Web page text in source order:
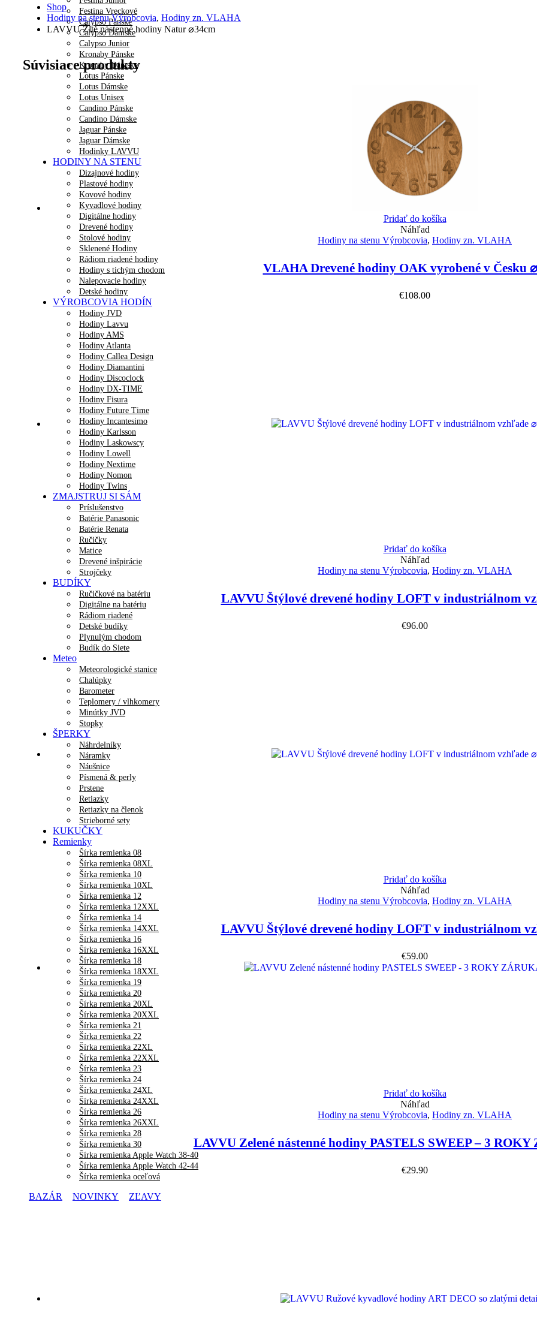
Festina Vreckové
Calypso Pánske
Calypso Dámske
Calypso Junior
Kronaby Pánske
Kronaby Dámske
Lotus Pánske
Lotus Dámske
Lotus Unisex
Candino Pánske
Candino Dámske
Jaguar Pánske
Jaguar Dámske
Hodinky LAVVU
HODINY NA STENU
Dizajnové hodiny
Plastové hodiny
Kovové hodiny
Kyvadlové hodiny
Digitálne hodiny
Drevené hodiny
Stolové hodiny
Sklenené Hodiny
Rádiom riadené hodiny
Hodiny s tichým chodom
Nalepovacie hodiny
Detské hodiny
VÝROBCOVIA HODÍN
Hodiny JVD
Hodiny Lavvu
Hodiny AMS
Hodiny Atlanta
Hodiny Callea Design
Hodiny Diamantini
Hodiny Discoclock
Hodiny DX-TIME
Hodiny Fisura
Hodiny Future Time
Hodiny Incantesimo
Hodiny Karlsson
Hodiny Laskowscy
Hodiny Lowell
Hodiny Nextime
Hodiny Nomon
Hodiny Twins
ZMAJSTRUJ SI SÁM
Príslušenstvo
Batérie Panasonic
Batérie Renata
Ručičky
Matice
Drevené inšpirácie
Strojčeky
BUDÍKY
Ručičkové na batériu
Digitálne na batériu
Rádiom riadené
Detské budíky
Plynulým chodom
Budík do Siete
Meteo
Meteorologické stanice
Chalúpky
Barometer
Teplomery / vlhkomery
Minútky JVD
Stopky
ŠPERKY
Náhrdelníky
Náramky
Náušnice
Písmená & perly
Prstene
Retiazky
Retiazky na členok
Strieborné sety
KUKUČKY
Remienky
Šírka remienka 08
Šírka remienka 08XL
Šírka remienka 10
Šírka remienka 10XL
Šírka remienka 12
Šírka remienka 12XXL
Šírka remienka 14
Šírka remienka 14XXL
Šírka remienka 16
Šírka remienka 16XXL
Šírka remienka 18
Šírka remienka 18XXL
Šírka remienka 19
Šírka remienka 20
Šírka remienka 20XL
Šírka remienka 20XXL
Šírka remienka 21
Šírka remienka 22
Šírka remienka 22XL
Šírka remienka 22XXL
Šírka remienka 23
Šírka remienka 24
Šírka remienka 24XL
Šírka remienka 24XXL
Šírka remienka 26
Šírka remienka 26XXL
Šírka remienka 28
Šírka remienka 30
Šírka remienka Apple Watch 38-40
Šírka remienka Apple Watch 42-44
Šírka remienka oceľová
BAZÁR NOVINKY ZĽAVY
Shop
Hodiny na stenu Výrobcovia, Hodiny zn. VLAHA
LAVVU Žlté nástenné hodiny Natur ⌀34cm
Súvisiace produkty
Pridať do košíka
Náhľad
Hodiny na stenu Výrobcovia, Hodiny zn. VLAHA
VLAHA Drevené hodiny OAK vyrobené v Česku
€108.00
Pridať do košíka
Náhľad
Hodiny na stenu Výrobcovia, Hodiny zn. VLAHA
LAVVU Štýlové drevené hodiny LOFT v industriálnom
€96.00
Pridať do košíka
Náhľad
Hodiny na stenu Výrobcovia, Hodiny zn. VLAHA
LAVVU Štýlové drevené hodiny LOFT v industriálnom
€59.00
Pridať do košíka
Náhľad
Hodiny na stenu Výrobcovia, Hodiny zn. VLAHA
LAVVU Zelené nástenné hodiny PASTELS SWEEP – 3
€29.90